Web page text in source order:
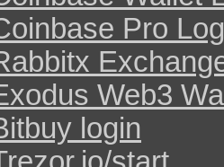
Pro
Web3
login